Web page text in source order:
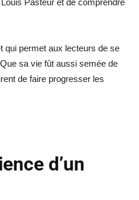
Pasteur et de comprendre
qui permet aux lecteurs de se
sa vie fût aussi semée de
de faire progresser les
d’un